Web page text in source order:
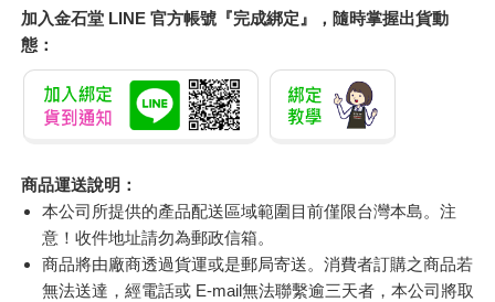
加入金石堂 LINE 官方帳號『完成綁定』，隨時掌握出貨動
態：
商品運送說明：
本公司所提供的產品配送區域範圍目前僅限台灣本島。注
意！收件地址請勿為郵政信箱。
商品將由廠商透過貨運或是郵局寄送。消費者訂購之商品若
無法送達，經電話或 E-mail無法聯繫逾三天者，本公司將取